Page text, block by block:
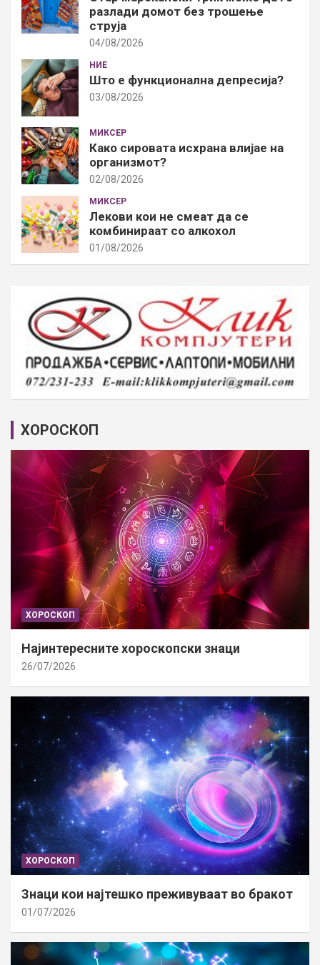
разлади домот без трошење
струја
04/08/2026
НИЕ
Што е функционална депресија?
03/08/2026
МИКСЕР
Како сировата исхрана влијае на
организмот?
02/08/2026
МИКСЕР
Лекови кои не смеат да се
комбинираат со алкохол
01/08/2026
ХОРОСКОП
ХОРОСКОП
Најинтересните хороскопски знаци
26/07/2026
ХОРОСКОП
Знаци кои најтешко преживуваат во бракот
01/07/2026